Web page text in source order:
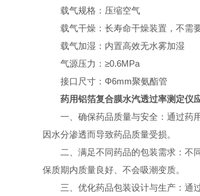
载气规格：压缩空气
载气干燥：长寿命干燥装置，不需
载气加湿：内置高效无水雾加湿
气源压力：≥0.6MPa
接口尺寸：Φ6mm聚氨酯管
药用铝箔复合膜水汽透过率测定仪
一、确保药品质量与安全：通过药
因水分渗透而导致药品质量受损。
二、满足不同药品的包装需求：不
保质期内质量良好、不会吸潮变质。
三、优化药品包装设计与生产：通